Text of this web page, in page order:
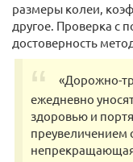
размеры колеи,
другое. Проверка
достоверность
«Дорожно-
ежедневно
здоровью и
преувеличением